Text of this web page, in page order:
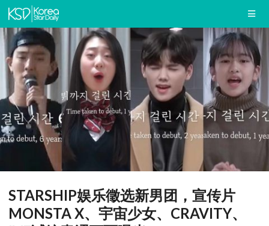
STARSHIP娱乐徵选新男团，宣传片
MONSTA X、宇宙少女、CRAVITY、